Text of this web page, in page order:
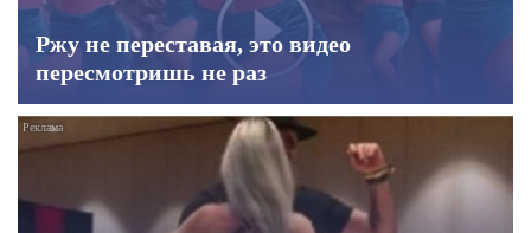
Ржу не переставая, это видео
пересмотришь не раз